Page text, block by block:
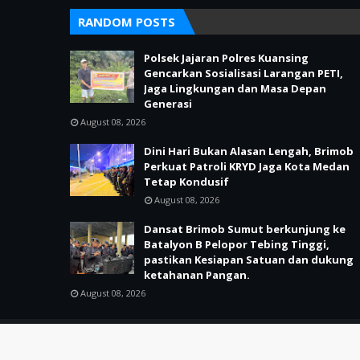
RANDOM POSTS
Polsek Jajaran Polres Kuansing
Gencarkan Sosialisasi Larangan PETI,
Jaga Lingkungan dan Masa Depan
Generasi
August 08, 2026
Dini Hari Bukan Alasan Lengah, Brimob
Perkuat Patroli KRYD Jaga Kota Medan
Tetap Kondusif
August 08, 2026
Dansat Brimob Sumut berkunjung ke
Batalyon B Pelopor Tebing Tinggi,
pastikan Kesiapan Satuan dan dukung
ketahanan Pangan.
August 08, 2026